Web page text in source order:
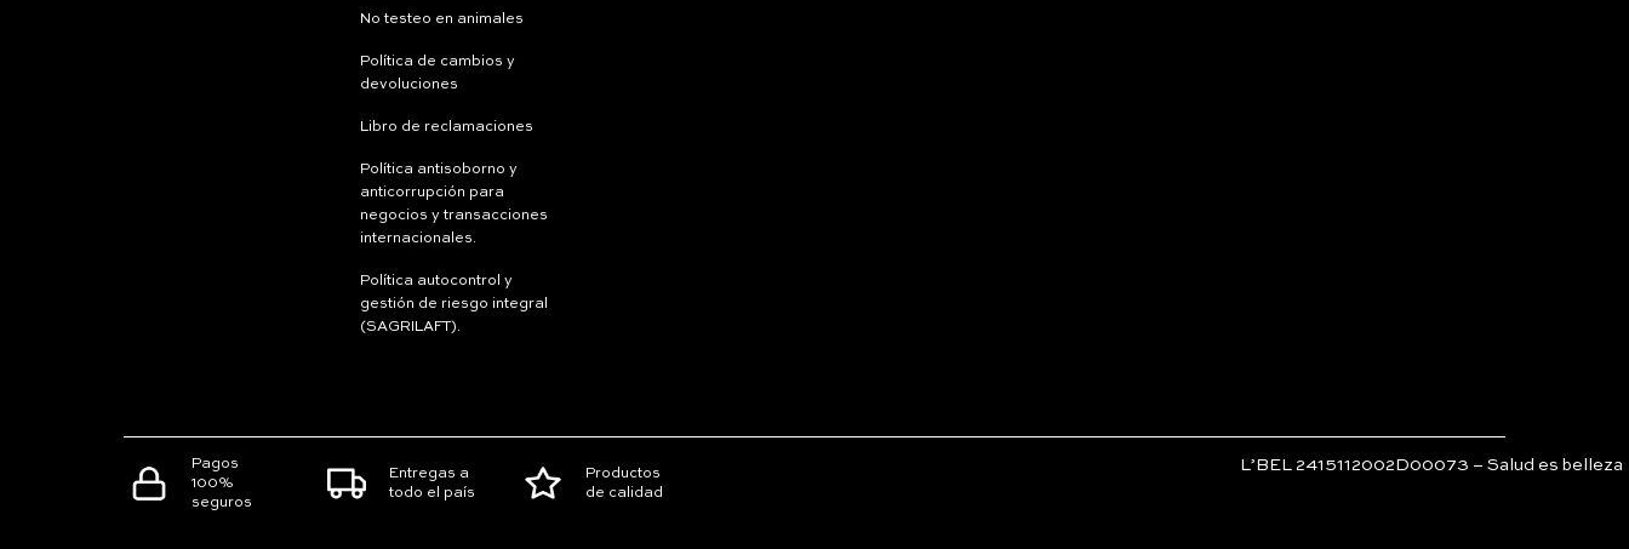
No testeo en animales
Política de cambios y
devoluciones
Libro de reclamaciones
Política antisoborno y
anticorrupción para
negocios y transacciones
internacionales.
Política autocontrol y
gestión de riesgo integral
(SAGRILAFT).
Pagos
100%
seguros
Entregas a
todo el país
Productos
de calidad
L’BEL 2415112002D00073 – Salud es belleza